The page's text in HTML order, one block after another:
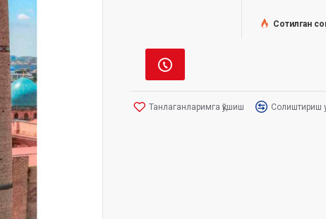
Сотилган
Танлаганларимга қўшиш Солиштириш